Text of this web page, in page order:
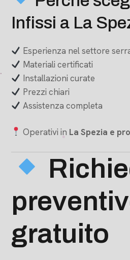
Infissi a La
Esperienza nel settore
Materiali certificati
Installazioni curate
Prezzi chiari
Assistenza completa
Operativi in La Spezia e
gratuito